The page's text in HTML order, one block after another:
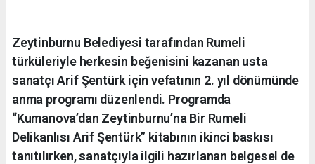
Zeytinburnu Belediyesi tarafından Rumeli
türküleriyle herkesin beğenisini kazanan usta
sanatçı Arif Şentürk için vefatının 2. yıl dönümünde
anma programı düzenlendi. Programda
“Kumanova’dan Zeytinburnu’na Bir Rumeli
Delikanlısı Arif Şentürk” kitabının ikinci baskısı
tanıtılırken, sanatçıyla ilgili hazırlanan belgesel de